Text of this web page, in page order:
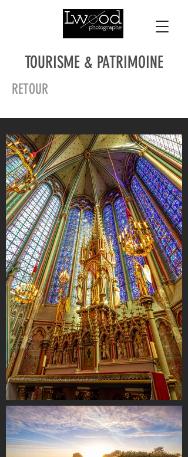
TOURISME & PATRIMOINE
RETOUR